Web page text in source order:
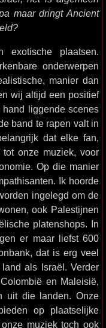
maar dringt Ancient
plaatsen.
onderwerpen
manier dan
wij altijd een positief
liggende scenes
band te rapen valt in
dat elke fan,
onze muziek, voor
Op die manier
Ik hoorde
ingelegd om de
ook Palestijnen
platenshops. In
er maar liefst 600
dat is erg veel
als Israël. Verder
en Maleisië,
uit die landen. Onze
op plaatselijke
muziek toch ook